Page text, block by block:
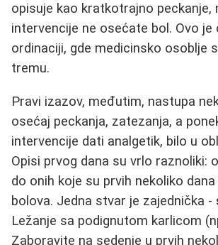
opisuje kao kratkotrajno
intervencije ne osećate bol. Ovo
ordinaciji, gde medicinsko osoblje
tremu.
Pravi izazov, međutim, nastupa
osećaj peckanja, zatezanja, a
intervencije dati analgetik, bilo u
Opisi prvog dana su vrlo raznoliki:
do onih koje su prvih nekoliko
bolova. Jedna stvar je zajednička -
Ležanje sa podignutom karlicom
Zaboravite na sedenje u prvih